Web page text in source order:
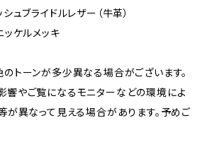
ュブライドルレザー（牛革）
ッケルメッキ
トーンが多少異なる場合がございます。
やご覧になるモニターなどの環境によ
が異なって見える場合があります。予めご